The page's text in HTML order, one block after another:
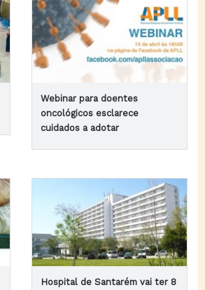
Webinar para doentes
oncológicos esclarece
cuidados a adotar
Hospital de Santarém vai ter 8